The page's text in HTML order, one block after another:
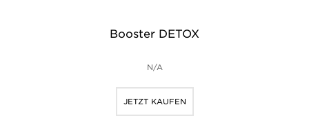
Booster DETOX
N/A
JETZT KAUFEN